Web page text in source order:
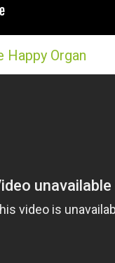
Happy Organ